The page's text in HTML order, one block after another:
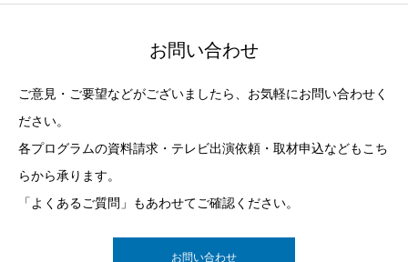
お問い合わせ
ご意見・ご要望などがございましたら、お気軽にお問い合わせく
ださい。
各プログラムの資料請求・テレビ出演依頼・取材申込などもこち
らから承ります。
「よくあるご質問」もあわせてご確認ください。
お問い合わせ